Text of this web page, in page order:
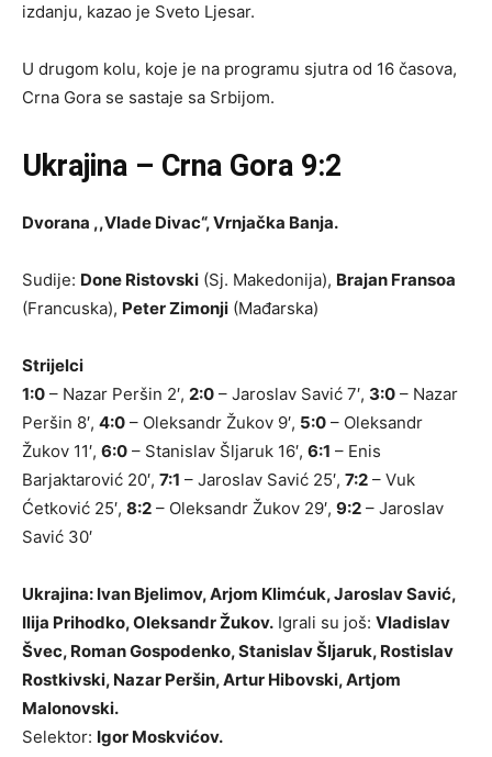
izdanju, kazao je Sveto Ljesar.
U drugom kolu, koje je na programu sjutra od 16 časova,
Crna Gora se sastaje sa Srbijom.
Ukrajina – Crna Gora 9:2
Dvorana ,,Vlade Divac“, Vrnjačka Banja.
Sudije: Done Ristovski (Sj. Makedonija), Brajan Fransoa
(Francuska), Peter Zimonji (Mađarska)
Strijelci
1:0 – Nazar Peršin 2′, 2:0 – Jaroslav Savić 7′, 3:0 – Nazar
Peršin 8′, 4:0 – Oleksandr Žukov 9′, 5:0 – Oleksandr
Žukov 11′, 6:0 – Stanislav Šljaruk 16′, 6:1 – Enis
Barjaktarović 20′, 7:1 – Jaroslav Savić 25′, 7:2 – Vuk
Ćetković 25′, 8:2 – Oleksandr Žukov 29′, 9:2 – Jaroslav
Savić 30′
Ukrajina: Ivan Bjelimov, Arjom Klimćuk, Jaroslav Savić,
Ilija Prihodko, Oleksandr Žukov. Igrali su još: Vladislav
Švec, Roman Gospodenko, Stanislav Šljaruk, Rostislav
Rostkivski, Nazar Peršin, Artur Hibovski, Artjom
Malonovski.
Selektor: Igor Moskvićov.